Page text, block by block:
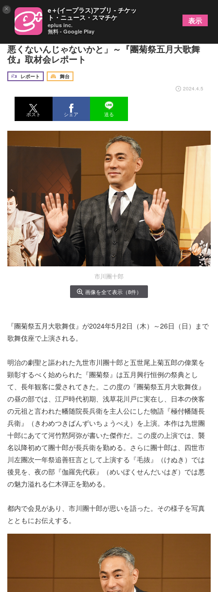
市川團十郎、亡き父から最後に教わった役「珍しく
悪くないんじゃないかと」～『團菊祭五月大歌舞
伎』取材会レポート
レポート
舞台
2024.4.5
ポスト シェア 送る
市川團十郎
画像を全て表示（8件）
『團菊祭五月大歌舞伎』が2024年5月2日（木）～26日（日）まで
歌舞伎座で上演される。
明治の劇聖と謳われた九世市川團十郎と五世尾上菊五郎の偉業を
顕彰するべく始められた『團菊祭』は五月興行恒例の祭典とし
て、長年観客に愛されてきた。この度の『團菊祭五月大歌舞伎』
の昼の部では、江戸時代初期、浅草花川戸に実在し、日本の俠客
の元祖と言われた幡随院長兵衛を主人公にした物語『極付幡随長
兵衛』（きわめつきばんずいちょうべえ）を上演。本作は九世團
十郎にあてて河竹黙阿弥が書いた傑作だ。この度の上演では、襲
名以降初めて團十郎が長兵衛を勤める。さらに團十郎は、四世市
川左團次一年祭追善狂言として上演する『毛抜』（けぬき）では
後見を、夜の部『伽羅先代萩』（めいぼくせんだいはぎ）では悪
の魅力溢れる仁木弾正を勤める。
都内で会見があり、市川團十郎が思いを語った。その様子を写真
とともにお伝えする。
× e＋(イープラス)アプリ - チケッ
ト・ニュース・スマチケ
eplus inc.
無料 - Google Play
表示